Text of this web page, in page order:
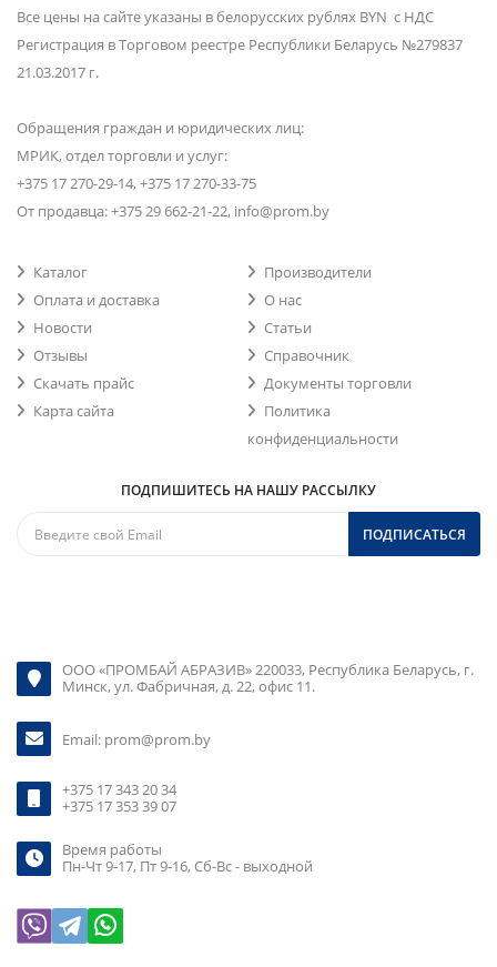
Все цены на сайте указаны в белорусских рублях BYN с НДС
Регистрация в Торговом реестре Республики Беларусь №279837
21.03.2017 г.
Обращения граждан и юридических лиц:
МРИК, отдел торговли и услуг:
+375 17 270-29-14, +375 17 270-33-75
От продавца: +375 29 662-21-22, info@prom.by
Каталог
Производители
Оплата и доставка
О нас
Новости
Статьи
Отзывы
Справочник
Скачать прайс
Документы торговли
Карта сайта
Политика
конфиденциальности
ПОДПИШИТЕСЬ НА НАШУ РАССЫЛКУ
ПОДПИСАТЬСЯ
ООО «ПРОМБАЙ АБРАЗИВ» 220033, Республика Беларусь, г.
Минск, ул. Фабричная, д. 22, офис 11.
Email: prom@prom.by
+375 17 343 20 34
+375 17 353 39 07
Время работы
Пн-Чт 9-17, Пт 9-16, Сб-Вс - выходной